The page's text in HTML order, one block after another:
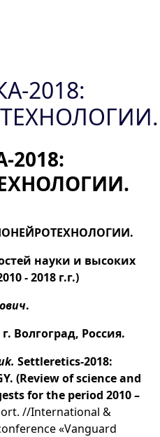
2018:
2018:
науки и высоких
- 2018 г.г.)
.
г. Волгоград, Россия.
Settleretics-2018:
(Review of science and
for the period 2010 –
//International &
«Vanguard